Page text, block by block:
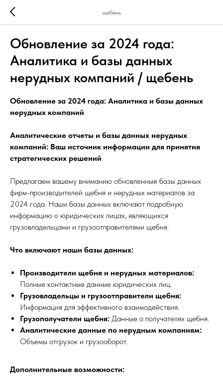
щебень
Обновление за 2024 года:
Аналитика и базы данных
нерудных компаний / щебень
Обновление за 2024 года: Аналитика и базы данных
нерудных компаний
Аналитические отчеты и базы данных нерудных
компаний: Ваш источник информации для принятия
стратегических решений
Предлагаем вашему вниманию обновленные базы данных
фирм-производителей щебня и нерудных материалов за
2024 года. Наши базы данных включают подробную
информацию о юридических лицах, являющихся
грузовладельцами и грузоотправителями щебня.
Что включают наши базы данных:
Производители щебня и нерудных материалов:
Полные контактные данные юридических лиц.
Грузовладельцы и грузоотправители щебня:
Информация для эффективного взаимодействия.
Грузополучатели щебня: Данные о получателях щебня.
Аналитические данные по нерудным компаниям:
Объемы отгрузок и грузооборот.
Дополнительные возможности: